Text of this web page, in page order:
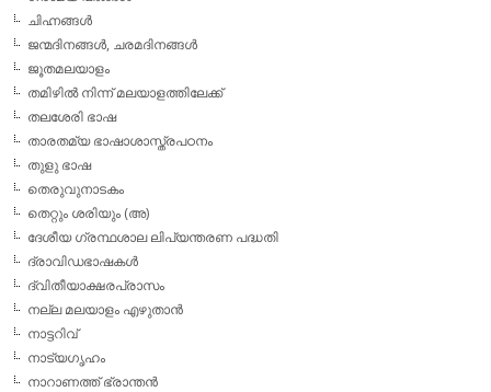
ചിഹ്നങ്ങള്‍
ജന്മദിനങ്ങള്‍, ചരമദിനങ്ങള്‍
ജൂതമലയാളം
തമിഴില്‍ നിന്ന് മലയാളത്തിലേക്ക്
തലശേരി ഭാഷ
താരതമ്യ ഭാഷാശാസ്ത്രപഠനം
തുളു ഭാഷ
തെരുവുനാടകം
തെറ്റും ശരിയും (അ)
ദേശീയ ഗ്രന്ഥശാല ലിപ്യന്തരണ പദ്ധതി
ദ്രാവിഡഭാഷകള്‍
ദ്വിതീയാക്ഷരപ്രാസം
നല്ല മലയാളം എഴുതാന്‍
നാട്ടറിവ്
നാട്യഗൃഹം
നാറാണത്ത് ഭ്രാന്തന്‍